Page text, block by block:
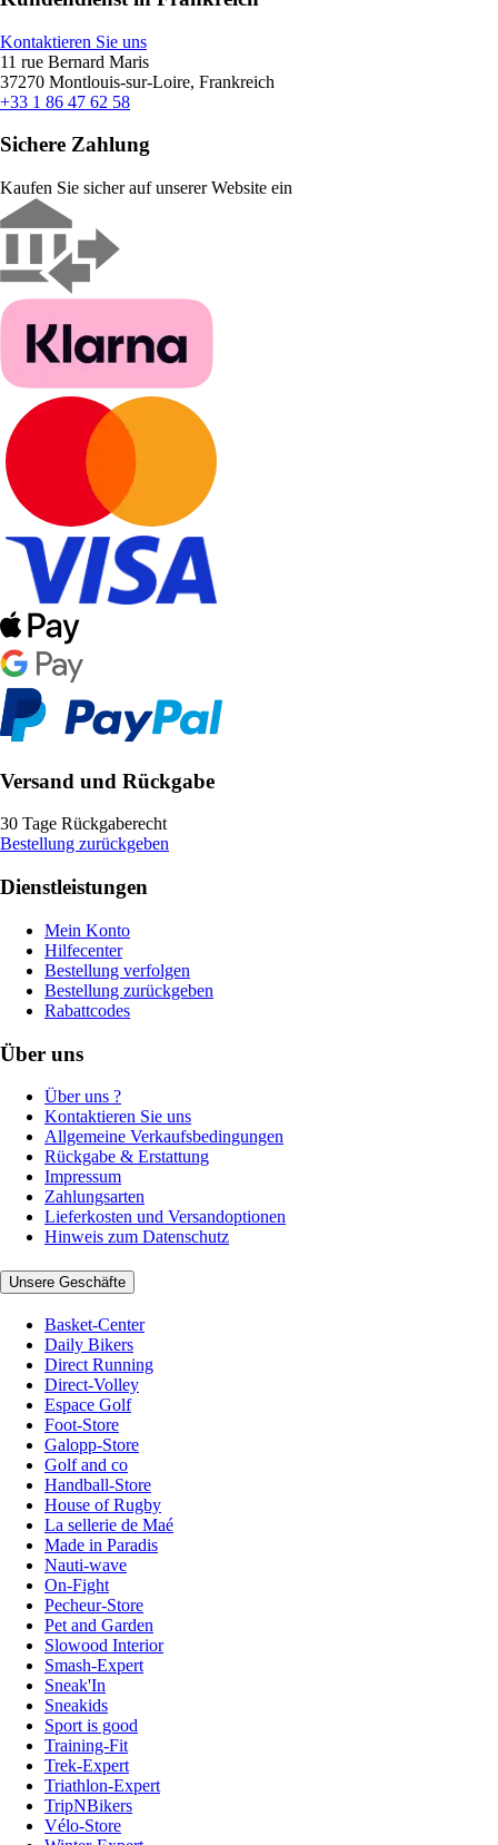
Kontaktieren Sie uns
11 rue Bernard Maris
37270 Montlouis-sur-Loire, Frankreich
+33 1 86 47 62 58
Sichere Zahlung
Kaufen Sie sicher auf unserer Website ein
Versand und Rückgabe
30 Tage Rückgaberecht
Bestellung zurückgeben
Dienstleistungen
Mein Konto
Hilfecenter
Bestellung verfolgen
Bestellung zurückgeben
Rabattcodes
Über uns
Über uns ?
Kontaktieren Sie uns
Allgemeine Verkaufsbedingungen
Rückgabe & Erstattung
Impressum
Zahlungsarten
Lieferkosten und Versandoptionen
Hinweis zum Datenschutz
Unsere Geschäfte
Basket-Center
Daily Bikers
Direct Running
Direct-Volley
Espace Golf
Foot-Store
Galopp-Store
Golf and co
Handball-Store
House of Rugby
La sellerie de Maé
Made in Paradis
Nauti-wave
On-Fight
Pecheur-Store
Pet and Garden
Slowood Interior
Smash-Expert
Sneak'In
Sneakids
Sport is good
Training-Fit
Trek-Expert
Triathlon-Expert
TripNBikers
Vélo-Store